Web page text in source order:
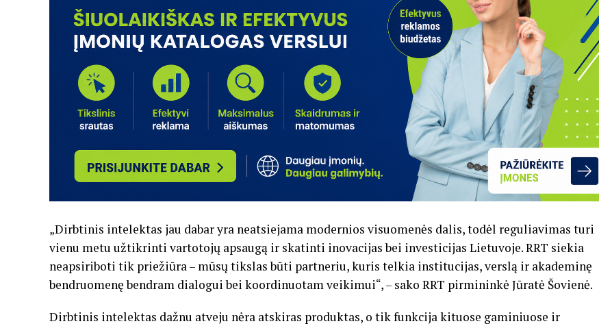
„Dirbtinis intelektas jau dabar yra neatsiejama modernios visuomenės dalis, todėl reguliavimas turi
vienu metu užtikrinti vartotojų apsaugą ir skatinti inovacijas bei investicijas Lietuvoje. RRT siekia
neapsiriboti tik priežiūra – mūsų tikslas būti partneriu, kuris telkia institucijas, verslą ir akademinę
bendruomenę bendram dialogui bei koordinuotam veikimui“, – sako RRT pirmininkė Jūratė Šovienė.
Dirbtinis intelektas dažnu atveju nėra atskiras produktas, o tik funkcija kituose gaminiuose ir